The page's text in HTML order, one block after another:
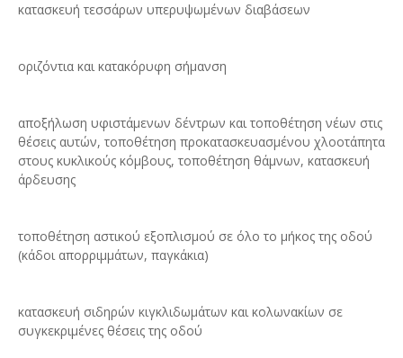
κατασκευή τεσσάρων υπερυψωμένων διαβάσεων
οριζόντια και κατακόρυφη σήμανση
αποξήλωση υφιστάμενων δέντρων και τοποθέτηση νέων στις
θέσεις αυτών, τοποθέτηση προκατασκευασμένου χλοοτάπητα
στους κυκλικούς κόμβους, τοποθέτηση θάμνων, κατασκευή
άρδευσης
τοποθέτηση αστικού εξοπλισμού σε όλο το μήκος της οδού
(κάδοι απορριμμάτων, παγκάκια)
κατασκευή σιδηρών κιγκλιδωμάτων και κολωνακίων σε
συγκεκριμένες θέσεις της οδού